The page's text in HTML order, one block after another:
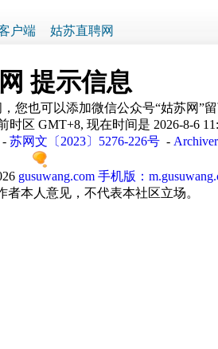
户端
姑苏直聘网
提示信息
您也可以添加微信公众号“姑苏网”
时区 GMT+8, 现在时间是 2026-8-6
- 苏网文〔2023〕5276-226号 - Archiver
gusuwang.com 手机版：
者本人意见，不代表本社区立场。